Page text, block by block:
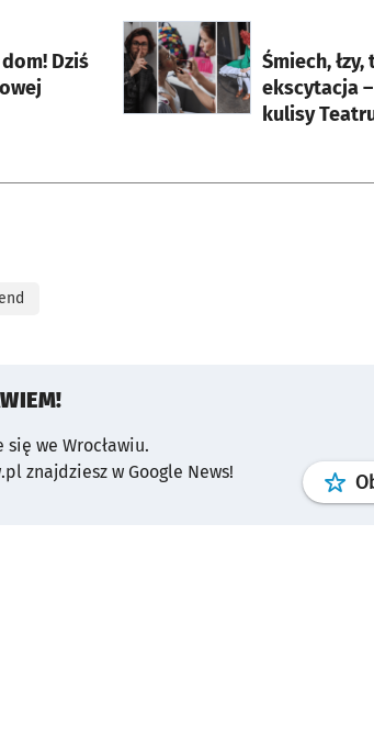
Dziś
Śmiech,
ekscytacja – zajrzyj z nami za
kulisy
otworzy się w nowej karcie
we Wrocławiu.
znajdziesz w Google News!